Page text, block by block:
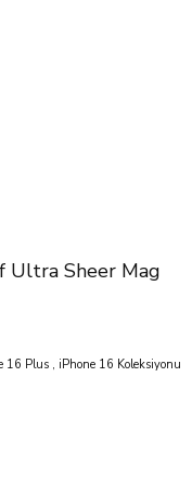
Ultra Sheer Mag
16 Plus , iPhone 16 Koleksiyonu